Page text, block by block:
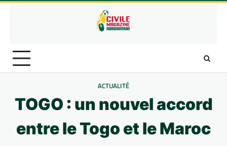
ACTUALITÉ
TOGO : un nouvel accord
entre le Togo et le Maroc